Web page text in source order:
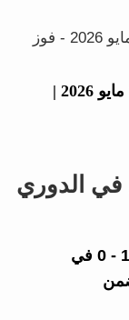
نتيجة سبور وكوجالي في الدوري التركي 17 مايو 2026 - فوز
في الدوري
1 - 0
في
اليوم 17 مايو 2026 ضمن